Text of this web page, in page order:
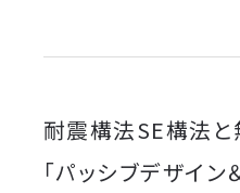
耐震構法SE構法
「パッシブデザイ